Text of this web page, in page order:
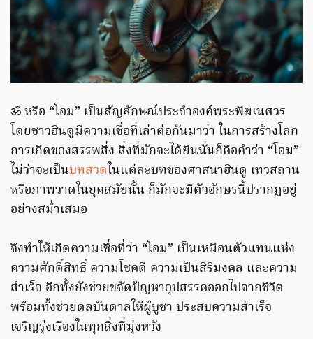
ॐ หรือ “โอม” เป็นสัญลักษณ์ประจำองค์พระพิฆเนศวร
โดยชาวฮินดูมีความเชื่อที่เล่าต่อกันมาว่า ในการสร้างโลก
การเกิดของสรรพสิ่ง สิ่งที่มักจะได้ยินนั่นก็คือคำว่า “โอม”
ไม่ว่าจะเป็นบทสวดในแต่ละบทของศาสนาฮินดู เทวสถาน
หรือภาพวาดในยุคสมัยนั้น ก็มักจะมีตัวอักษรนี้ปรากฏอยู่
อย่างสม่ำเสมอ
จึงทำให้เกิดความเชื่อที่ว่า “โอม” เป็นเหมือนตัวแทนแห่ง
ความศักดิ์สิทธิ์ ความโชคดี ความเป็นสิริมงคล และความ
สำเร็จ อีกทั้งยังช่วยขจัดปัญหาอุปสรรคออกไปจากชีวิต
พร้อมทั้งช่วยดลบันดาลให้ผู้บูชา ประสบความสำเร็จ
เจริญรุ่งเรืองในทุกสิ่งที่มุ่งหวัง